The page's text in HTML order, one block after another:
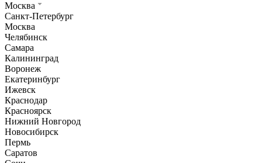
Москва
Санкт-Петербург
Москва
Челябинск
Самара
Калининград
Воронеж
Екатеринбург
Ижевск
Краснодар
Красноярск
Нижний Новгород
Новосибирск
Пермь
Саратов